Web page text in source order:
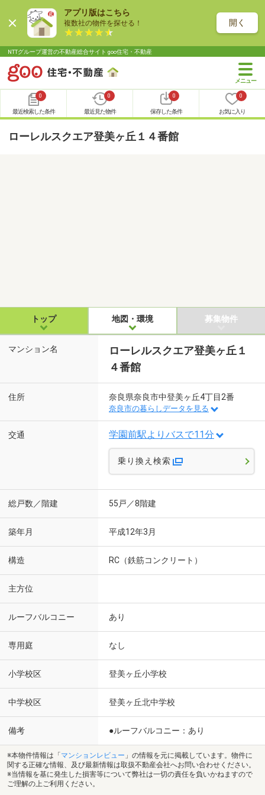
アプリ版はこちら
複数社の物件を探せる！ 開く
NTTグループ運営の不動産総合サイト goo住宅・不動産
0
最近検索した条件
0
最近見た物件
0
保存した条件
0
お気に入り
ローレルスクエア登美ヶ丘１４番館
トップ 地図・環境 募集物件
マンション名
ローレルスクエア登美ヶ丘１
４番館
住所 奈良県奈良市中登美ヶ丘4丁目2番
奈良市の暮らしデータを見る
交通 学園前駅よりバスで11分
乗り換え検索
総戸数／階建 55戸／8階建
築年月 平成12年3月
構造 RC（鉄筋コンクリート）
主方位
ルーフバルコニー あり
専用庭 なし
小学校区 登美ヶ丘小学校
中学校区 登美ヶ丘北中学校
備考 ●ルーフバルコニー：あり
※本物件情報は「 マンションレビュー 」の情報を元に掲載しています。物件に
関する正確な情報、及び最新情報は取扱不動産会社へお問い合わせください。
※当情報を基に発生した損害等について弊社は一切の責任を負いかねますので
ご理解の上ご利用ください。